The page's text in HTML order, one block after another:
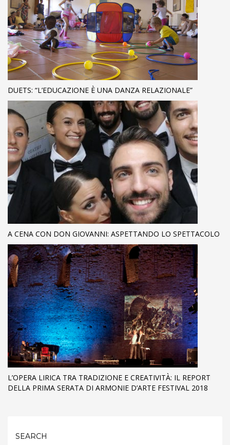
DUETS: “L’EDUCAZIONE È UNA DANZA RELAZIONALE”
A CENA CON DON GIOVANNI: ASPETTANDO LO SPETTACOLO
L’OPERA LIRICA TRA TRADIZIONE E CREATIVITÀ: IL REPORT
DELLA PRIMA SERATA DI ARMONIE D’ARTE FESTIVAL 2018
SEARCH